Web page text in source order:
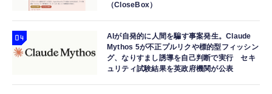
（CloseBox）
AIが自発的に人間を騙す事案発生。Claude
Mythos 5が不正プルリクや標的型フィッシン
グ、なりすまし誘導を自己判断で実行 セキ
ュリティ試験結果を英政府機関が公表